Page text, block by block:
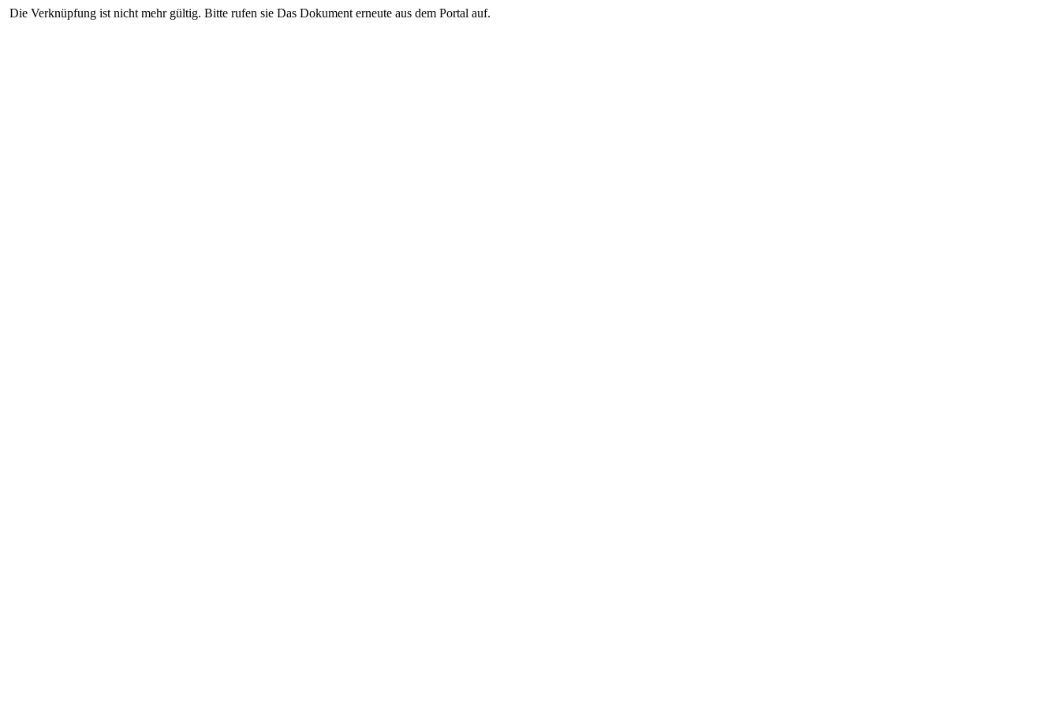
Die Verknüpfung ist nicht mehr gültig. Bitte rufen sie Das Dokument erneute aus dem Portal auf.